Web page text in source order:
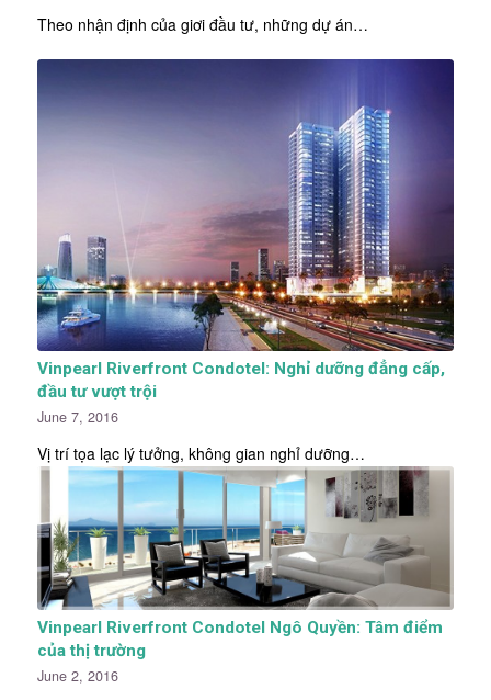
Theo nhận định của giơi đầu tư, những dự án…
Vinpearl Riverfront Condotel: Nghỉ dưỡng đẳng cấp,
đầu tư vượt trội
June 7, 2016
Vị trí tọa lạc lý tưởng, không gian nghỉ dưỡng…
Vinpearl Riverfront Condotel Ngô Quyền: Tâm điểm
của thị trường
June 2, 2016